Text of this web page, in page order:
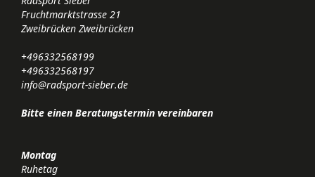
Fruchtmarktstrasse 21
Zweibrücken Zweibrücken
+496332568199
+496332568197
info@radsport-sieber.de
Bitte einen Beratungstermin vereinbaren
Montag
Ruhetag